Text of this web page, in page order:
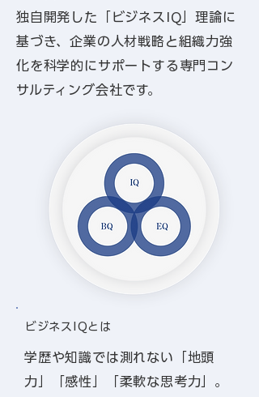
独自開発した「ビジネスIQ」理論に
基づき、企業の人材戦略と組織力強
化を科学的にサポートする専門コン
サルティング会社です。
ビジネスIQとは
学歴や知識では測れない「地頭
力」「感性」「柔軟な思考力」。